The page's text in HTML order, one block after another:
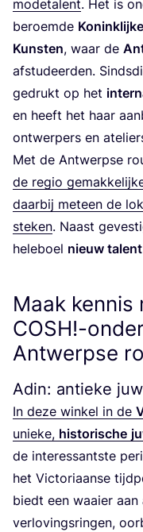
mode­ta­lent. Het is
beroem­de
Kun­sten, waar de
afstu­deer­den.
gedrukt op het
en heeft het haar
ont­wer­pers en
Met de Ant­werp­se
de regio
daar­bij met­een de
ste­ken. Naast
hele­boel nieuw talent
Maak kennis
COSH!-
Antwerpse
Adin: antieke
In deze win­kel in de
unie­ke, his­to­ri­sche
de inte­res­sant­ste
het Vic­to­ri­aan­se
biedt een waai­er aan
ver­lo­vings­rin­gen,